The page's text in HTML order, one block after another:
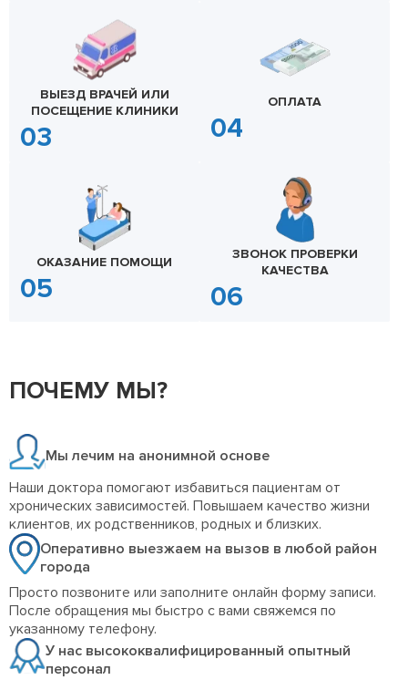
ВЫЕЗД ВРАЧЕЙ ИЛИ
ПОСЕЩЕНИЕ КЛИНИКИ
ОПЛАТА
ОКАЗАНИЕ ПОМОЩИ
ЗВОНОК ПРОВЕРКИ
КАЧЕСТВА
ПОЧЕМУ МЫ?
Мы лечим на анонимной основе
Наши доктора помогают избавиться пациентам от
хронических зависимостей. Повышаем качество жизни
клиентов, их родственников, родных и близких.
Оперативно выезжаем на вызов в любой район
города
Просто позвоните или заполните онлайн форму записи.
После обращения мы быстро с вами свяжемся по
указанному телефону.
У нас высококвалифицированный опытный
персонал